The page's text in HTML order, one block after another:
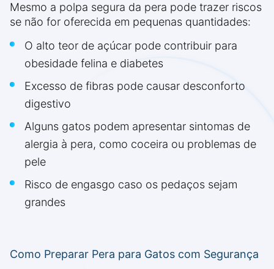
Mesmo a polpa segura da pera pode trazer riscos
se não for oferecida em pequenas quantidades:
O alto teor de açúcar pode contribuir para
obesidade felina e diabetes
Excesso de fibras pode causar desconforto
digestivo
Alguns gatos podem apresentar sintomas de
alergia à pera, como coceira ou problemas de
pele
Risco de engasgo caso os pedaços sejam
grandes
Como Preparar Pera para Gatos com Segurança